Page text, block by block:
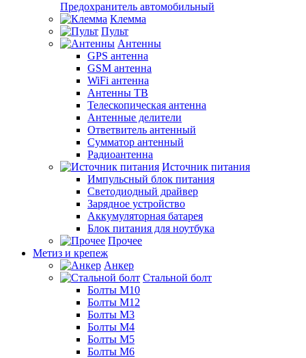
Предохранитель автомобильный
Клемма
Пульт
Антенны
GPS антенна
GSM антенна
WiFi антенна
Антенны ТВ
Телескопическая антенна
Антенные делители
Ответвитель антенный
Сумматор антенный
Радиоантенна
Источник питания
Импульсный блок питания
Светодиодный драйвер
Зарядное устройство
Аккумуляторная батарея
Блок питания для ноутбука
Прочее
Метиз и крепеж
Анкер
Стальной болт
Болты М10
Болты М12
Болты М3
Болты М4
Болты М5
Болты М6